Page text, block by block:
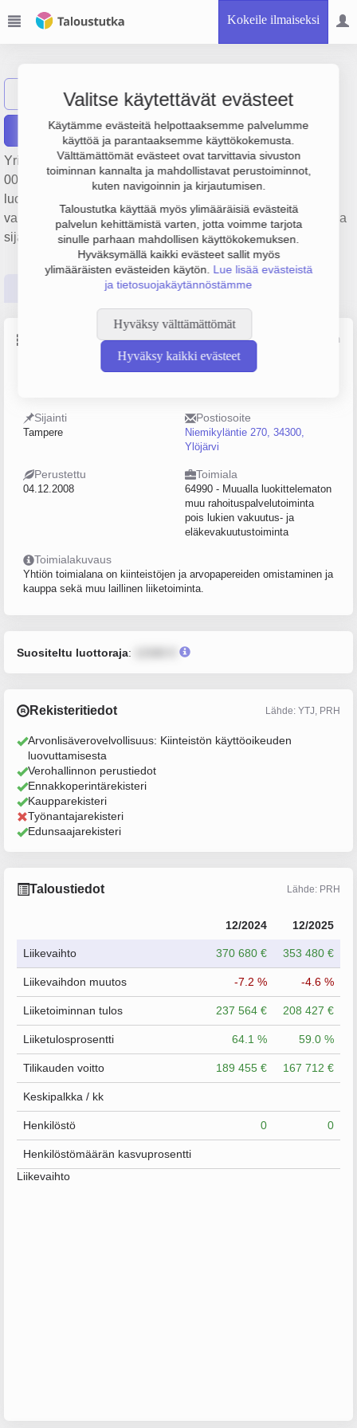
Kokeile ilmaiseksi
Valitse käytettävät evästeet
Käytämme evästeitä helpottaaksemme palvelumme
käyttöä ja parantaaksemme käyttökokemusta.
Välttämättömät evästeet ovat tarvittavia sivuston
toiminnan kannalta ja mahdollistavat perustoiminnot,
kuten navigoinnin ja kirjautumisen.
Taloustutka käyttää myös ylimääräisiä evästeitä
palvelun kehittämistä varten, jotta voimme tarjota
sinulle parhaan mahdollisen käyttökokemuksen.
Hyväksymällä kaikki evästeet sallit myös
ylimääräisten evästeiden käytön. Lue lisää evästeistä
ja tietosuojakäytännöstämme
Hyväksy välttämättömät
Hyväksy kaikki evästeet
Näytä haku P PP-Sijoitus Oy
Raportit
Yrityksen PP-Sijoitus Oy liikevaihto on 353 000 €, tulos 208
000 € ja henkilöstömäärä 0. Sen päätoimiala on Muualla
luokittelematon muu rahoituspalvelutoiminta pois lukien
vakuutus- ja eläkevakuutustoiminta, perustamisvuosi 2008 ja
sijainti Tampere. Yrityksen yhtiömuoto Osakeyhtiö (OY).
Tilinpäätösluvut Päättäjätiedot
Perustiedot Lähde: YTJ, PRH, Traficom
Henkilöstömäärä
Sijainti
Tampere
Postiosoite
Niemikyläntie 270, 34300,
Ylöjärvi
Perustettu
04.12.2008
Toimiala
64990 - Muualla luokittelematon
muu rahoituspalvelutoiminta
pois lukien vakuutus- ja
eläkevakuutustoiminta
Toimialakuvaus
Yhtiön toimialana on kiinteistöjen ja arvopapereiden omistaminen ja
kauppa sekä muu laillinen liiketoiminta.
Suositeltu luottoraja:
Rekisteritiedot Lähde: YTJ, PRH
Arvonlisäverovelvollisuus: Kiinteistön käyttöoikeuden
luovuttamisesta
Verohallinnon perustiedot
Ennakkoperintärekisteri
Kaupparekisteri
Työnantajarekisteri
Edunsaajarekisteri
Taloustiedot Lähde: PRH
12/2024 12/2025
Liikevaihto 370 680 € 353 480 €
Liikevaihdon muutos -7.2 % -4.6 %
Liiketoiminnan tulos 237 564 € 208 427 €
Liiketulosprosentti 64.1 % 59.0 %
Tilikauden voitto 189 455 € 167 712 €
Keskipalkka / kk
Henkilöstö 0 0
Henkilöstömäärän kasvuprosentti
Liikevaihto